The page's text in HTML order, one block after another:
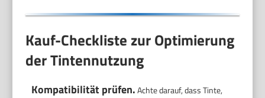
Kauf-Checkliste zur Optimierung
der Tintennutzung
Kompatibilität prüfen.Achte darauf, dass Tinte,